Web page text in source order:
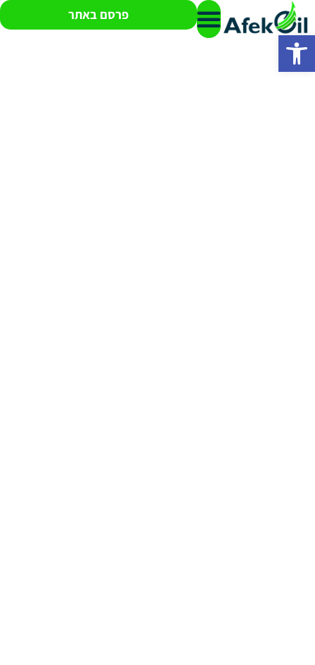
פתח סרגל נגישות
פרסם באתר